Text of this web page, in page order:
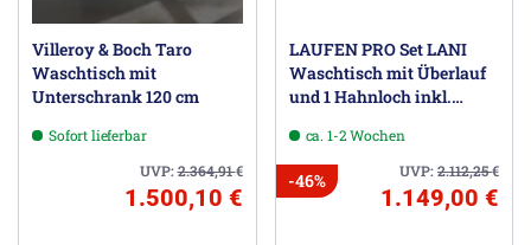
Villeroy & Boch Taro
Waschtisch mit
Unterschrank 120 cm
Sofort lieferbar
UVP:2.364,91€
1.500,10 €
LAUFEN PRO Set LANI
Waschtisch mit Überlauf
und 1 Hahnloch inkl.
cmca. 1-2 Wochen
UVP:2.112,25€
-46%
1.149,00 €